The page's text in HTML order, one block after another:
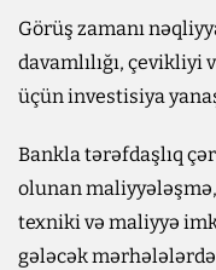
Görüş zamanı
davamlılığı, çevikliyi
üçün investisiya
Bankla tərəfdaşlıq
olunan
texniki və maliyyə
gələcək